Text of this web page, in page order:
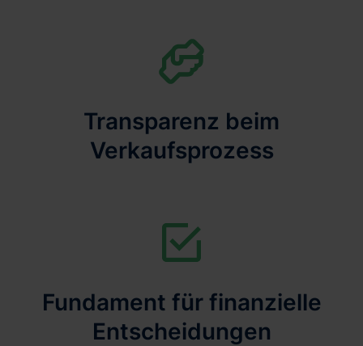
Transparenz beim
Verkaufsprozess
Fundament für finanzielle
Entscheidungen